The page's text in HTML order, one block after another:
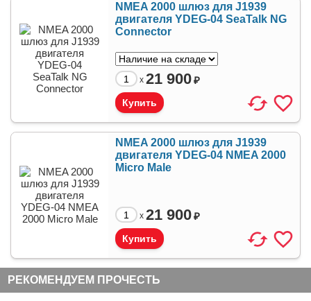
NMEA 2000 шлюз для J1939
двигателя YDEG-04 SeaTalk NG
Connector
x 21 900₽
NMEA 2000 шлюз для J1939
двигателя YDEG-04 NMEA 2000
Micro Male
x 21 900₽
РЕКОМЕНДУЕМ ПРОЧЕСТЬ